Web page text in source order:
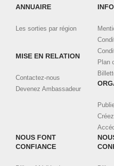
Connectez-vous à votre
Contactez l'organisateur en
dessus, en indiquant bien
ANNUAIRE
Les sorties par région
MISE EN RELATION
Contactez-nous
Devenez Ambassadeur
Plan
NOUS FONT
CONFIANCE